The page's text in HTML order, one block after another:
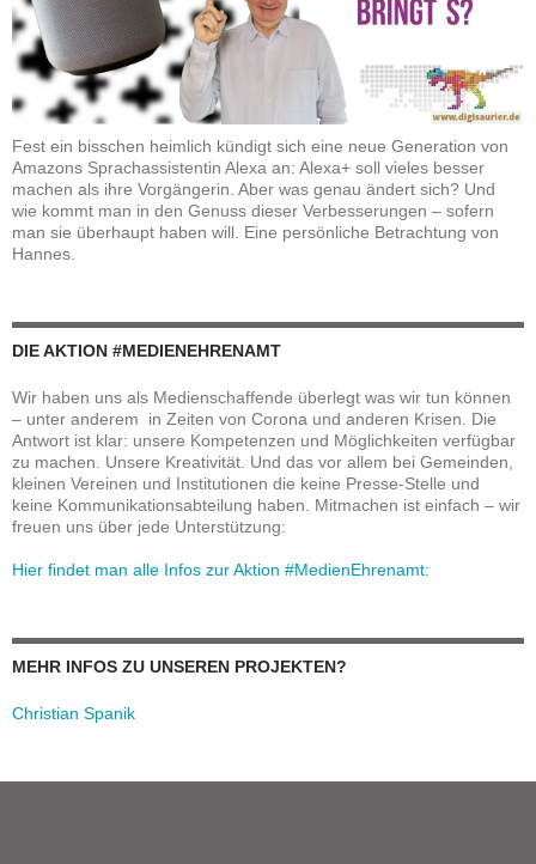
Fest ein bisschen heimlich kündigt sich eine neue Generation von
Amazons Sprachassistentin Alexa an: Alexa+ soll vieles besser
machen als ihre Vorgängerin. Aber was genau ändert sich? Und
wie kommt man in den Genuss dieser Verbesserungen – sofern
man sie überhaupt haben will. Eine persönliche Betrachtung von
Hannes.
DIE AKTION #MEDIENEHRENAMT
Wir haben uns als Medienschaffende überlegt was wir tun können
– unter anderem in Zeiten von Corona und anderen Krisen. Die
Antwort ist klar: unsere Kompetenzen und Möglichkeiten verfügbar
zu machen. Unsere Kreativität. Und das vor allem bei Gemeinden,
kleinen Vereinen und Institutionen die keine Presse-Stelle und
keine Kommunikationsabteilung haben. Mitmachen ist einfach – wir
freuen uns über jede Unterstützung:
Hier findet man alle Infos zur Aktion #MedienEhrenamt:
MEHR INFOS ZU UNSEREN PROJEKTEN?
Christian Spanik